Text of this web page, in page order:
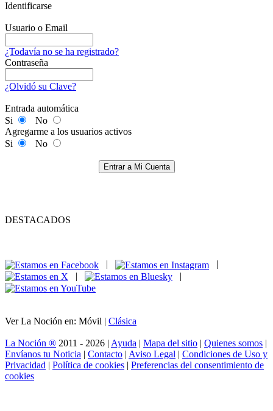
Identificarse
Usuario o Email
¿Todavía no se ha registrado?
Contraseña
¿Olvidó su Clave?
Entrada automática
Si
No
Agregarme a los usuarios activos
Si
No
Entrar a Mi Cuenta
DESTACADOS
|
|
Ver La Noción en: Móvil | Clásica
La Noción ® 2011 - 2026 | Ayuda | Mapa del sitio | Quienes somos |
Envíanos tu Noticia | Contacto | Aviso Legal | Condiciones de Uso y
Privacidad | Política de cookies | Preferencias del consentimiento de
cookies